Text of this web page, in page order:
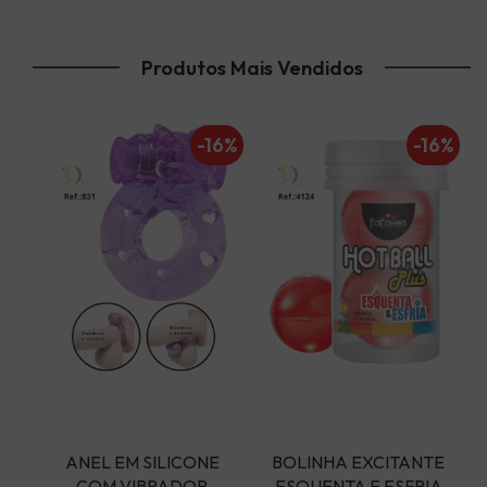
Produtos Mais Vendidos
-16%
ANEL EM SILICONE
-16%
BOLINHA EXCITANTE